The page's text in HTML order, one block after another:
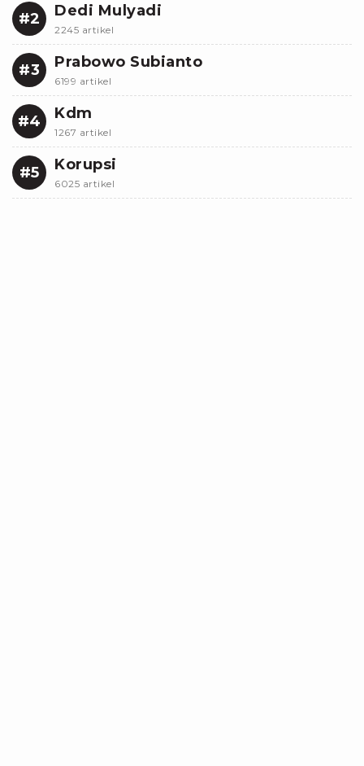
#2 Dedi Mulyadi
2245 artikel
#3 Prabowo Subianto
6199 artikel
#4 Kdm
1267 artikel
#5 Korupsi
6025 artikel